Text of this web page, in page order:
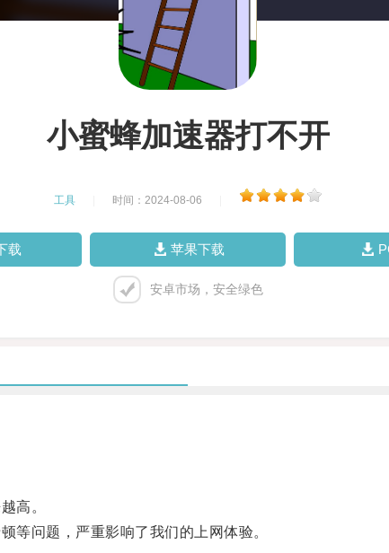
小蜜蜂加速器打不开
工具 时间：2024-08-06
载 苹果下载
安卓市场，安全绿色
高。
问题，严重影响了我们的上网体验。